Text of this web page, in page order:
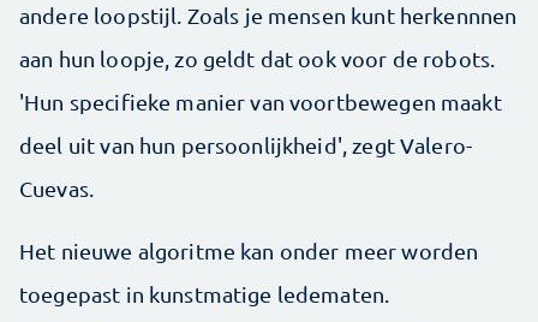
andere loopstijl. Zoals je mensen kunt herkennnen
aan hun loopje, zo geldt dat ook voor de robots.
'Hun specifieke manier van voortbewegen maakt
deel uit van hun persoonlijkheid', zegt Valero-
Cuevas.
Het nieuwe algoritme kan onder meer worden
toegepast in kunstmatige ledematen.